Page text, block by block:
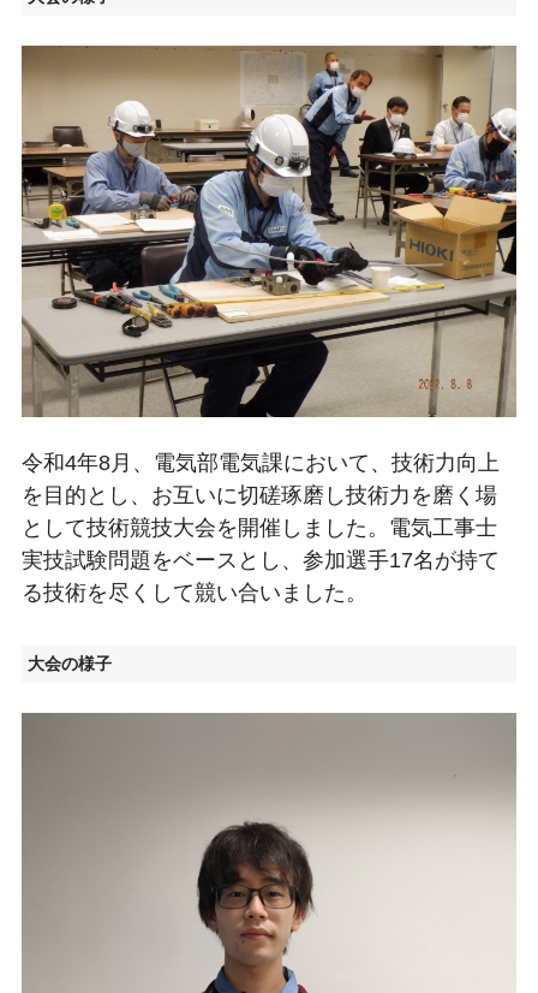
令和4年8月、電気部電気課において、技術力向上
を目的とし、お互いに切磋琢磨し技術力を磨く場
として技術競技大会を開催しました。電気工事士
実技試験問題をベースとし、参加選手17名が持て
る技術を尽くして競い合いました。
大会の様子